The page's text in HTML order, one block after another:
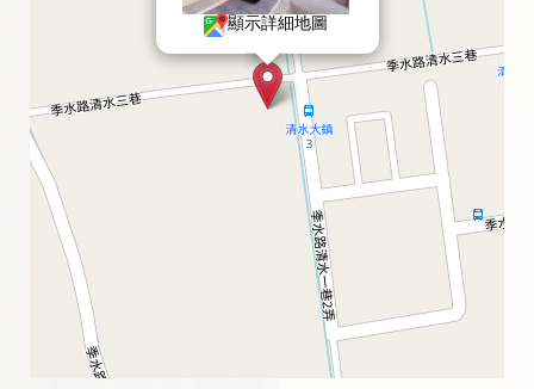
顯示詳細地圖